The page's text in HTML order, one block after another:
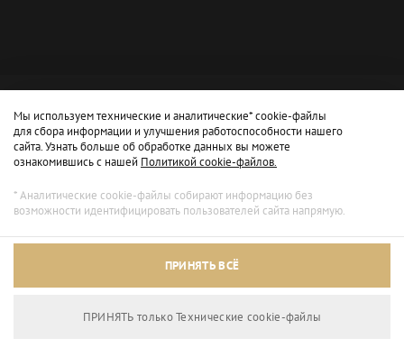
Архивный режим
Мы используем технические и аналитические* cookie-файлы
для сбора информации и улучшения работоспособности нашего
сайта. Узнать больше об обработке данных вы можете
ознакомившись с нашей Политикой cookie-файлов.
* Аналитические cookie-файлы собирают информацию без
возможности идентифицировать пользователей сайта напрямую.
ПРИНЯТЬ ВСЁ
ПРИНЯТЬ только Технические сookie-файлы